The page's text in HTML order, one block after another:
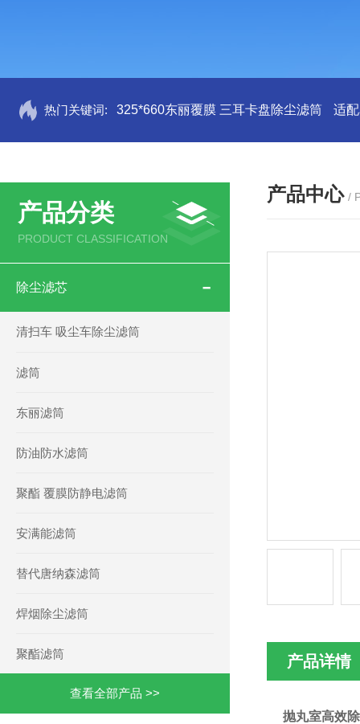
热门关键词: 325*660东丽覆膜 三耳卡盘除尘滤筒 适
产品分类
PRODUCT CLASSIFICATION
除尘滤芯
清扫车 吸尘车除尘滤筒
滤筒
东丽滤筒
防油防水滤筒
聚酯 覆膜防静电滤筒
安满能滤筒
替代唐纳森滤筒
焊烟除尘滤筒
聚酯滤筒
查看全部产品 >>
产品中心 /
产品详情
抛丸室高效